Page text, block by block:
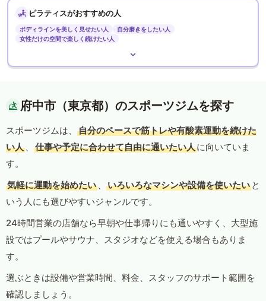
ピラティスがおすすめの人
ボディラインを美しく見せたい人
自分磨きをしたい人
女性だけの空間で楽しく続けたい人
府中市（東京都）のスポーツジムを探す
スポーツジムは、
自分のペースで筋トレや有酸素運動を続けた
い人 、 仕事や予定に合わせて自由に通いたい人に向いていま
す。
気軽に運動を始めたい 、 いろいろなマシンや設備を使いたい と
いう人にも選びやすいジャンルです。
24時間営業の店舗なら早朝や仕事帰りにも通いやすく、大型施
設ではプールやサウナ、スタジオなどを使える場合もありま
す。
選ぶときは設備や営業時間、料金、スタッフのサポート範囲を
確認しましょう。